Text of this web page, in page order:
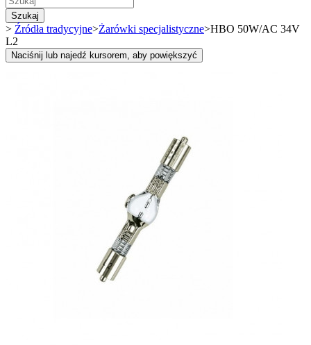
Szukaj
> Źródła tradycyjne>Żarówki specjalistyczne>HBO 50W/AC 34V
L2
Naciśnij lub najedź kursorem, aby powiększyć